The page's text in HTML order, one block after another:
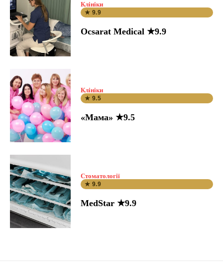
Клініки
★ 9.9
Ocsarat Medical ★9.9
Клініки
★ 9.5
«Мама» ★9.5
Стоматології
★ 9.9
MedStar ★9.9